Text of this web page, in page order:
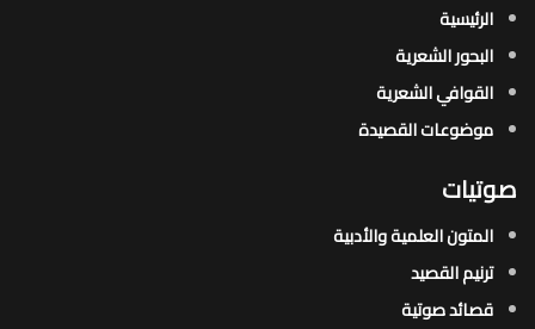
الرئيسية
البحور الشعرية​
القوافي الشعرية​
موضوعات القصيدة​
صوتيات
المتون العلمية والأدبية
ترنيم القصيد
قصائد صوتية